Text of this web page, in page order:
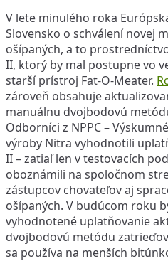
V lete minulého roka
Slovensko o schválení novej
ošípaných, a to
II, ktorý by mal postupne vo
starší prístroj Fat-O-Meater.
zároveň obsahuje
manuálnu dvojbodovú
Odborníci z NPPC –
výroby Nitra vyhodnotili
II – zatiaľ len v testovacích
oboznámili na spoločnom
zástupcov chovateľov aj
ošípaných. V budúcom roku
vyhodnotené uplatňovanie
dvojbodovú metódu
sa používa na menších